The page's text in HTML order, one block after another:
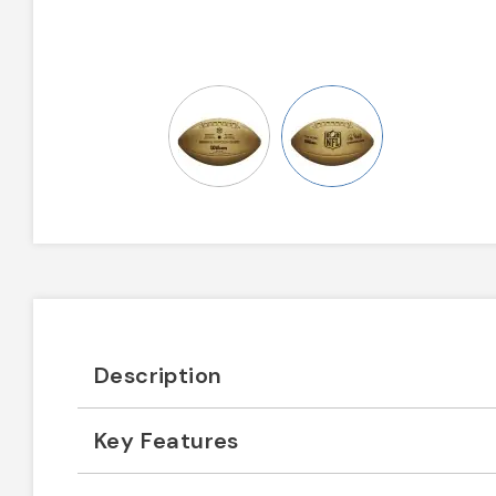
Description
Key Features